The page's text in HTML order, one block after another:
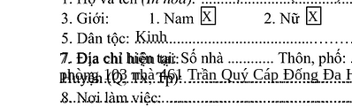
X X
Kinh
7. Địa chỉ hiện tại:
phòng 103 nhà 461 Trần Quý Cáp Đống Đa